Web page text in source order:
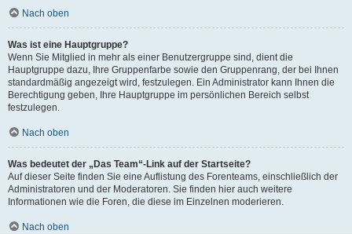
Nach oben
Was ist eine Hauptgruppe?
Wenn Sie Mitglied in mehr als einer Benutzergruppe sind, dient die
Hauptgruppe dazu, Ihre Gruppenfarbe sowie den Gruppenrang, der bei Ihnen
standardmäßig angezeigt wird, festzulegen. Ein Administrator kann Ihnen die
Berechtigung geben, Ihre Hauptgruppe im persönlichen Bereich selbst
festzulegen.
Nach oben
Was bedeutet der „Das Team“-Link auf der Startseite?
Auf dieser Seite finden Sie eine Auflistung des Forenteams, einschließlich der
Administratoren und der Moderatoren. Sie finden hier auch weitere
Informationen wie die Foren, die diese im Einzelnen moderieren.
Nach oben